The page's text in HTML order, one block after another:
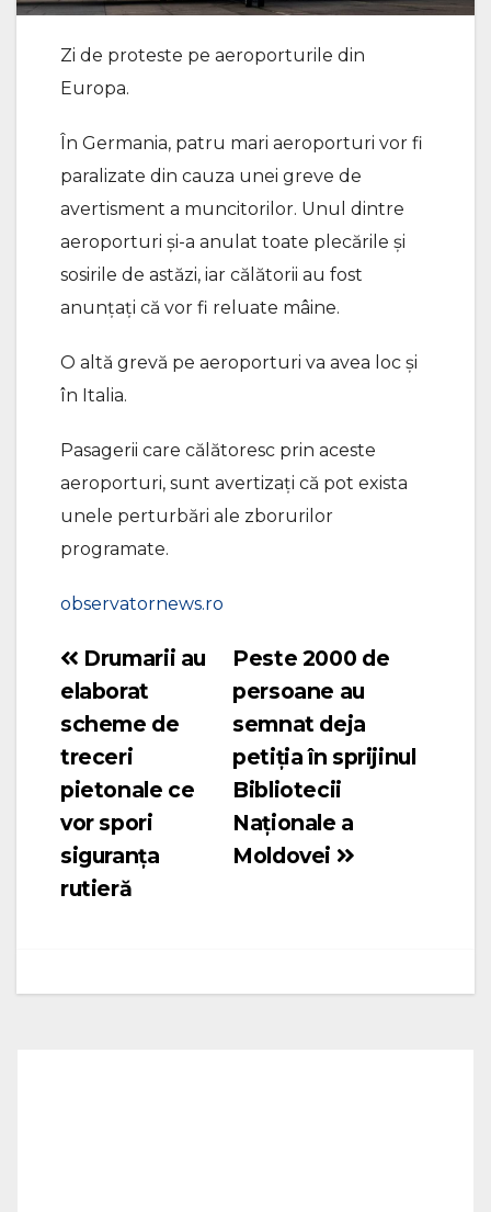
Zi de proteste pe aeroporturile din
Europa.
În Germania, patru mari aeroporturi vor fi
paralizate din cauza unei greve de
avertisment a muncitorilor. Unul dintre
aeroporturi şi-a anulat toate plecările şi
sosirile de astăzi, iar călătorii au fost
anunţaţi că vor fi reluate mâine.
O altă grevă pe aeroporturi va avea loc şi
în Italia.
Pasagerii care călătoresc prin aceste
aeroporturi, sunt avertizați că pot exista
unele perturbări ale zborurilor
programate.
observatornews.ro
Navigare
în
articole
Peste 2000 de
persoane au
semnat deja
petiția în sprijinul
Bibliotecii
Naționale a
Moldovei
Drumarii au
elaborat
scheme de
treceri
pietonale ce
vor spori
siguranţa
rutieră